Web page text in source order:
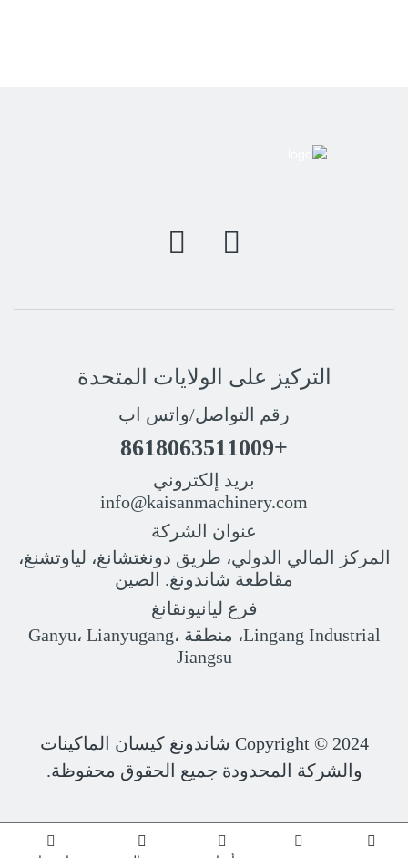
التركيز على الولايات المتحدة
رقم التواصل/واتس اب
+8618063511009
بريد إلكتروني
info@kaisanmachinery.com
عنوان الشركة
المركز المالي الدولي، طريق دونغتشانغ، لياوتشنغ،
مقاطعة شاندونغ. الصين
فرع ليانيونقانغ
Lingang Industrial، منطقة Ganyu، Lianyugang،
Jiangsu
Copyright © 2024 شاندونغ كيسان الماكينات
والشركة المحدودة جميع الحقوق محفوظة.